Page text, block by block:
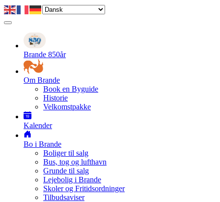
Gå
til
hovedindhold
Primær
navigation
Brande 850år
Om Brande
Book en Byguide
Historie
Velkomstpakke
Kalender
Bo i Brande
Boliger til salg
Bus, tog og lufthavn
Grunde til salg
Lejebolig i Brande
Skoler og Fritidsordninger
Tilbudsaviser